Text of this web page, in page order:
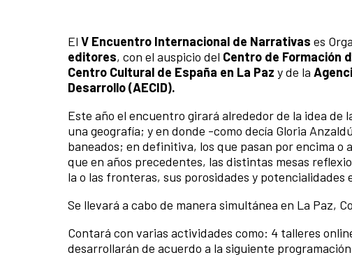
El V Encuentro Internacional de Narrativas es
editores, con el auspicio del Centro de Formación
Centro Cultural de España en La Paz y de la
Desarrollo (AECID).
Este año el encuentro girará alrededor de la idea
una geografía; y en donde -como decía Gloria
baneados; en definitiva, los que pasan por encima o
que en años precedentes, las distintas mesas
la o las fronteras, sus porosidades y potencialidades
Se llevará a cabo de manera simultánea en La Paz,
Contará con varias actividades como: 4 talleres
desarrollarán de acuerdo a la siguiente